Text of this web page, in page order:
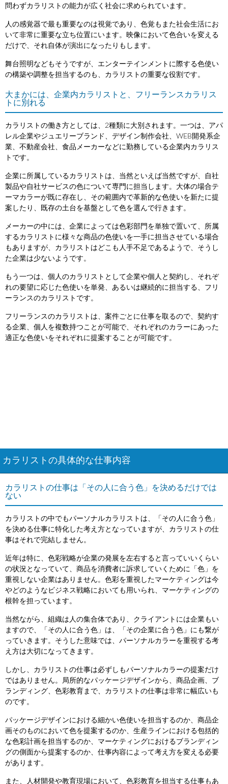
問わずカラリストの能力が広く社会に求められています。
人の感覚器で最も重要なのは視覚であり、色覚もまた社会生活にお
いて非常に重要な立ち位置にいます。映像において色合いを変える
だけで、それ自体が演出になったりもします。
舞台照明などもそうですが、エンターテインメントに際する色使い
の構築や調整を担当するのも、カラリストの重要な役割です。
大まかには、企業内カラリストと、フリーランスカラリス
トに別れる
カラリストの働き方としては、2種類に大別されます。一つは、アパ
レル企業やジュエリーブランド、デザイン制作会社、WEB開発系企
業、不動産会社、食品メーカーなどに勤務している企業内カラリス
トです。
企業に所属しているカラリストは、当然といえば当然ですが、自社
製品や自社サービスの色について専門に担当します。大体の場合テ
ーマカラーが既に存在し、その範囲内で革新的な色使いを新たに提
案したり、既存の土台を基盤として色を選んで行きます。
メーカーの中には、企業によっては色彩部門を単独で置いて、所属
するカラリストに様々な商品の色使いを一手に担当させている場合
もありますが、カラリストはどこも人手不足であるようで、そうし
た企業は少ないようです。
もう一つは、個人のカラリストとして企業や個人と契約し、それぞ
れの要望に応じた色使いを単発、あるいは継続的に担当する、フリ
ーランスのカラリストです。
フリーランスのカラリストは、案件ごとに仕事を取るので、契約す
る企業、個人を複数持つことが可能で、それぞれのカラーにあった
適正な色使いをそれぞれに提案することが可能です。
カラリストの具体的な仕事内容
カラリストの仕事は「その人に合う色」を決めるだけでは
ない
カラリストの中でもパーソナルカラリストは、「その人に合う色」
を決める仕事に特化した考え方となっていますが、カラリストの仕
事はそれで完結しません。
近年は特に、色彩戦略が企業の発展を左右すると言っていいくらい
の状況となっていて、商品を消費者に訴求していくために「色」を
重視しない企業はありません。色彩を重視したマーケティングは今
やどのようなビジネス戦略においても用いられ、マーケティングの
根幹を担っています。
当然ながら、組織は人の集合体であり、クライアントには企業もい
ますので、「その人に合う色」は、「その企業に合う色」にも繋が
っていきます。そうした意味では、パーソナルカラーを重視する考
え方は大切になってきます。
しかし、カラリストの仕事は必ずしもパーソナルカラーの提案だけ
ではありません。局所的なパッケージデザインから、商品企画、ブ
ランディング、色彩教育まで、カラリストの仕事は非常に幅広いも
のです。
パッケージデザインにおける細かい色使いを担当するのか、商品企
画そのものにおいて色を提案するのか、生産ラインにおける包括的
な色彩計画を担当するのか、マーケティングにおけるブランディン
グの側面から提案するのか、仕事内容によって考え方を変える必要
があります。
また、人材開発や教育現場において、色彩教育を担当する仕事もあ